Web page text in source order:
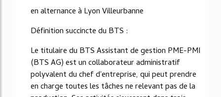
en alternance à Lyon Villeurbanne
Définition succincte du BTS :
Le titulaire du BTS Assistant de gestion PME-PMI
(BTS AG) est un collaborateur administratif
polyvalent du chef d'entreprise, qui peut prendre
en charge toutes les tâches ne relevant pas de la